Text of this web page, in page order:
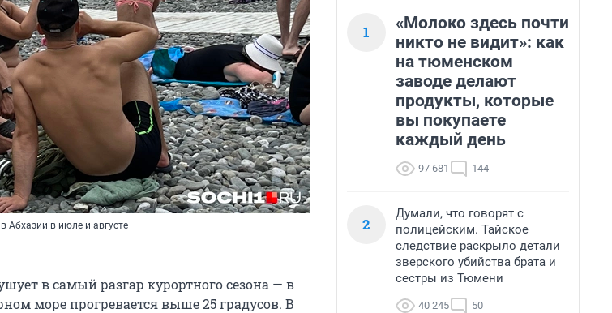
Абхазии в июле и августе
в самый разгар курортного сезона — в
море прогревается выше 25 градусов. В
1
«Молоко здесь почти
никто не видит»: как
на тюменском
заводе делают
продукты, которые
вы покупаете
каждый день
97 681 144
2
Думали, что говорят с
полицейским. Тайское
следствие раскрыло детали
зверского убийства брата и
сестры из Тюмени
40 245 50